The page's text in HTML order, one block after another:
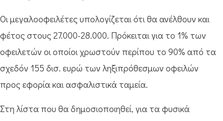
Οι μεγαλοοφειλέτες υπολογίζεται ότι θα ανέλθουν και
φέτος στους 27.000-28.000. Πρόκειται για το 1% των
οφειλετών οι οποίοι χρωστούν περίπου το 90% από τα
σχεδόν 155 δισ. ευρώ των ληξιπρόθεσμων οφειλών
προς εφορία και ασφαλιστικά ταμεία.
Στη λίστα που θα δημοσιοποιηθεί, για τα φυσικά